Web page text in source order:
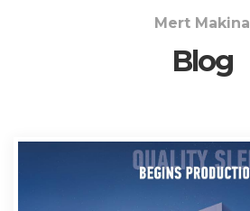
Mert Makina
Blog